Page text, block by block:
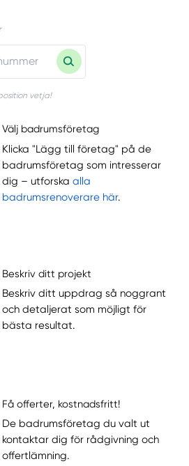
vetja!
Välj badrumsföretag
Klicka "Lägg till företag" på de
badrumsföretag som intresserar
dig – utforskaalla
badrumsrenoverare här.
Beskriv ditt projekt
Beskriv ditt uppdrag så noggrant
och detaljerat som möjligt för
bästa resultat.
Få offerter, kostnadsfritt!
De badrumsföretag du valt ut
kontaktar dig för rådgivning och
offertlämning.